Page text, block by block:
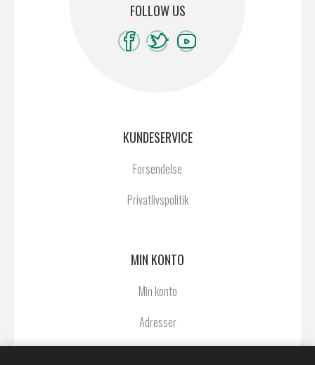
FOLLOW US
KUNDESERVICE
Forsendelse
Privatlivspolitik
MIN KONTO
Min konto
Adresser